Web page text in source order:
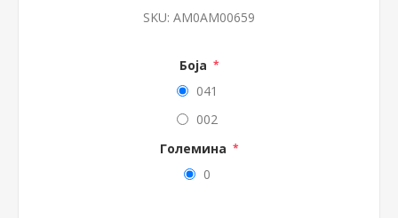
SKU: AM0AM00659
Боја *
041
002
Големина *
0